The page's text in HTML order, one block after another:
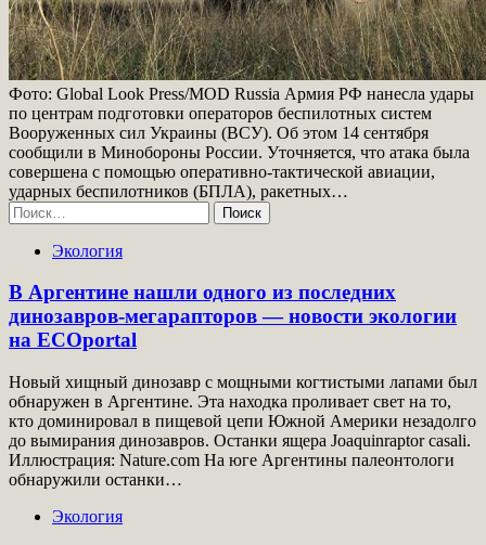
Фото: Global Look Press/MOD Russia Армия РФ нанесла удары
по центрам подготовки операторов беспилотных систем
Вооруженных сил Украины (ВСУ). Об этом 14 сентября
сообщили в Минобороны России. Уточняется, что атака была
совершена с помощью оперативно-тактической авиации,
ударных беспилотников (БПЛА), ракетных…
Найти:
Экология
В Аргентине нашли одного из последних
динозавров-мегарапторов — новости экологии
на ECOportal
Новый хищный динозавр с мощными когтистыми лапами был
обнаружен в Аргентине. Эта находка проливает свет на то,
кто доминировал в пищевой цепи Южной Америки незадолго
до вымирания динозавров. Останки ящера Joaquinraptor casali.
Иллюстрация: Nature.com На юге Аргентины палеонтологи
обнаружили останки…
Экология